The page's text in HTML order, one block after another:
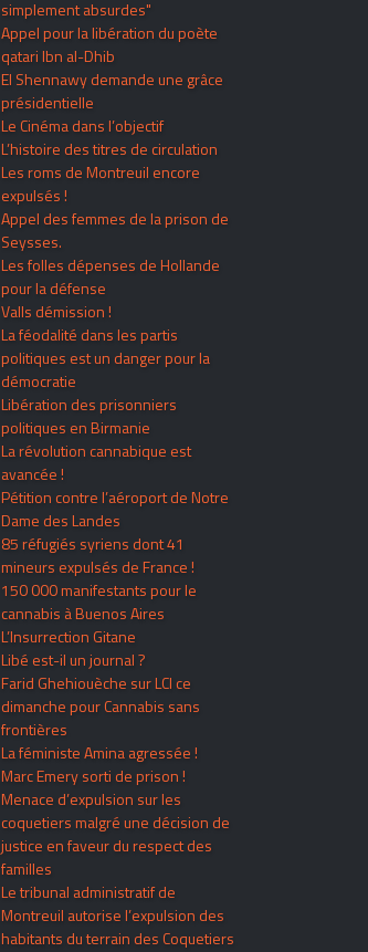
simplement absurdes"
Appel pour la libération du poète
qatari Ibn al-Dhib
El Shennawy demande une grâce
présidentielle
Le Cinéma dans l’objectif
L’histoire des titres de circulation
Les roms de Montreuil encore
expulsés !
Appel des femmes de la prison de
Seysses.
Les folles dépenses de Hollande
pour la défense
Valls démission !
La féodalité dans les partis
politiques est un danger pour la
démocratie
Libération des prisonniers
politiques en Birmanie
La révolution cannabique est
avancée !
Pétition contre l’aéroport de Notre
Dame des Landes
85 réfugiés syriens dont 41
mineurs expulsés de France !
150 000 manifestants pour le
cannabis à Buenos Aires
L’Insurrection Gitane
Libé est-il un journal ?
Farid Ghehiouèche sur LCI ce
dimanche pour Cannabis sans
frontières
La féministe Amina agressée !
Marc Emery sorti de prison !
Menace d’expulsion sur les
coquetiers malgré une décision de
justice en faveur du respect des
familles
Le tribunal administratif de
Montreuil autorise l’expulsion des
habitants du terrain des Coquetiers